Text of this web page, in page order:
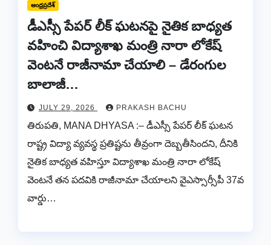
ఆంధ్రప్రదేశ్
డీఎస్సీ పేపర్ లీక్ ఘటనపై నైతిక బాధ్యత
వహించి విద్యాశాఖ మంత్రి నారా లోకేష్
వెంటనే రాజీనామా చేయాలి – డేరంగుల
బాలాజీ…
JULY 29, 2026 PRAKASH BACHU
తిరుపతి, MANA DHYASA :– డీఎస్సీ పేపర్ లీక్ ఘటన
రాష్ట్ర విద్యా వ్యవస్థ ప్రతిష్టను తీవ్రంగా దెబ్బతీసిందని, దీనికి
నైతిక బాధ్యత వహిస్తూ విద్యాశాఖ మంత్రి నారా లోకేష్
వెంటనే తన పదవికి రాజీనామా చేయాలని వైఎస్సార్సీపీ 37వ
వార్డు…